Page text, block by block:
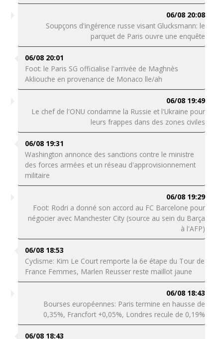
06/08 20:08
Soupçons d'ingérence russe visant Glucksmann: le
parquet de Paris ouvre une enquête
06/08 20:01
Foot: le Paris SG officialise l'arrivée de Maghnès
Akliouche en provenance de Monaco lle/ah
06/08 19:49
Le chef de l'ONU condamne la Russie et l'Ukraine pour
leurs frappes dans des zones civiles
06/08 19:31
Washington annonce des sanctions contre le ministre
des forces armées et un réseau d'approvisionnement
militaire
06/08 19:29
Foot: Rodri a donné son accord au FC Barcelone pour
négocier avec Manchester City (source au sein du Barça
à l'AFP)
06/08 18:53
Cyclisme: Kim Le Court remporte la 6e étape du Tour de
France Femmes, Marlen Reusser reste maillot jaune
06/08 18:43
Bourses européennes: Paris termine en hausse de
0,35%, Francfort +0,05%, Londres recule de 0,19%
06/08 18:43